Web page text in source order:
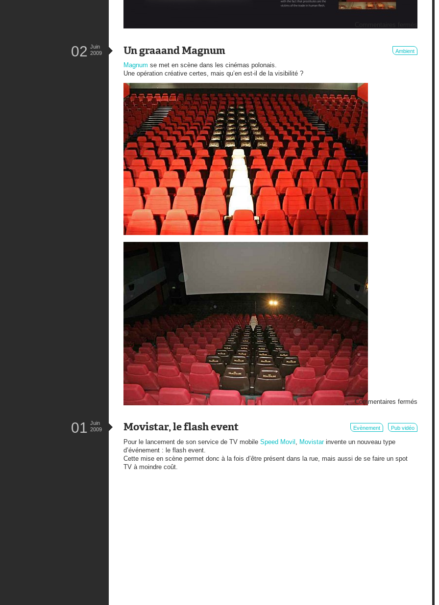
Un graaand Magnum Ambient
02 Juin
2009
Magnum se met en scène dans les cinémas polonais.
Une opération créative certes, mais qu’en est-il de la visibilité ?
Commentaires fermés
Movistar, le flash event Evènement Pub vidéo
01 Juin
2009
Pour le lancement de son service de TV mobile Speed Movil , Movistarinvente un nouveau type
d’événement : le flash event.
Cette mise en scène permet donc à la fois d’être présent dans la rue, mais aussi de se faire un spot
TV à moindre coût.